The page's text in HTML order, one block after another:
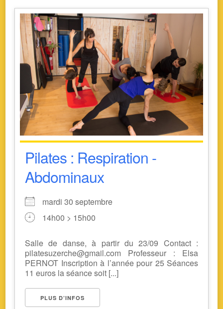
Pilates : Respiration -
Abdominaux
mardi 30 septembre
14h00 > 15h00
Salle de danse, à partir du 23/09 Contact :
pilatesuzerche@gmail.com Professeur : Elsa
PERNOT Inscription à l’année pour 25 Séances
11 euros la séance soit [...]
PLUS D’INFOS